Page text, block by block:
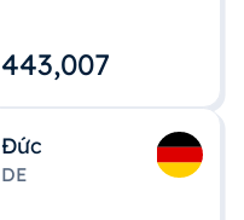
443,008
Đức
DE